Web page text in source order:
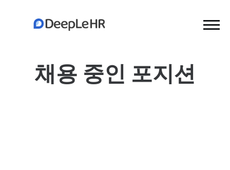
채용 중인 포지션